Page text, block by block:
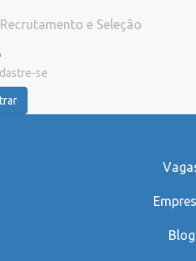
Recrutamento e Seleção
se
Blog